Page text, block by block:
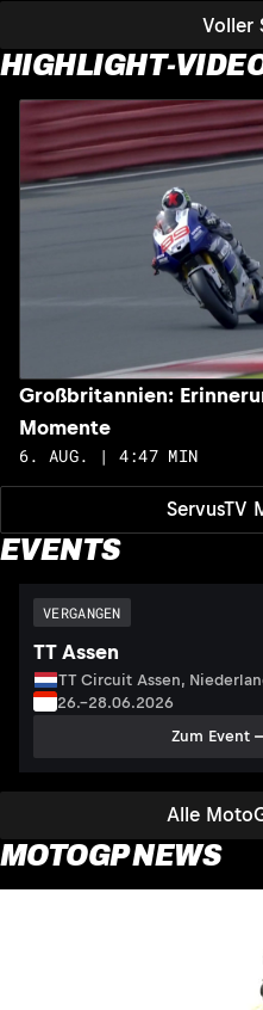
Voller
HIGHLIGHT-
ServusTV
Großbritannien:
Momente
6. AUG. | 4:47 MIN
EVENTS
Alle
VERGANGEN
TT Assen
TT Circuit Assen,
26.–28.06.2026
Zum Event
MOTOGP NEWS